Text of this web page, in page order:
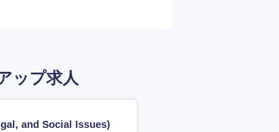
ップ求人
and Social Issues)